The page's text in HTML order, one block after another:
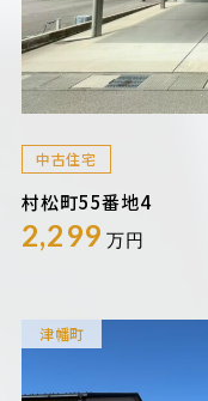
中古住宅
村松町55番地4
2,299 万円
津幡町